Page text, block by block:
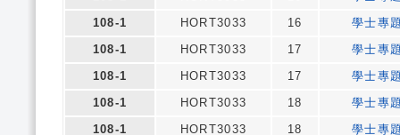
108-1
HORT3033 16
學士專
108-1
HORT3033 17
學士專
108-1
HORT3033 17
學士專
108-1
HORT3033 18
學士專
108-1
HORT3033 18
學士專